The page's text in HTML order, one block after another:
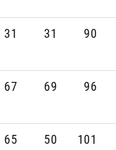
31 31 90
67 69 96
65 50 101